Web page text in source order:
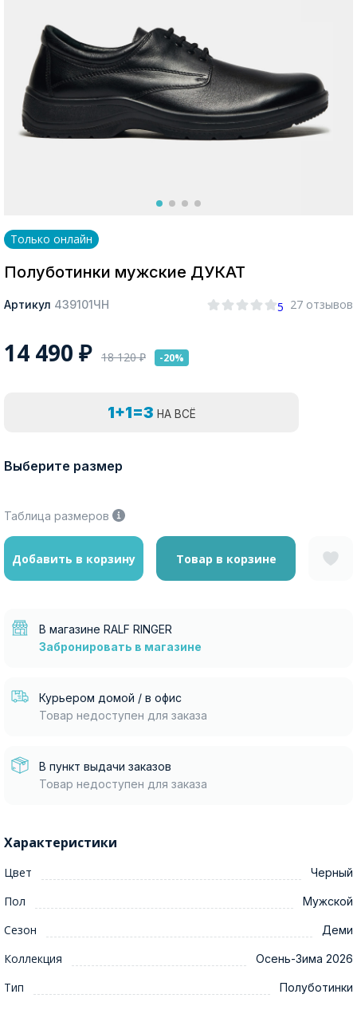
Москва
Покупателям
Только онлайн
Полуботинки мужские ДУКАТ
Артикул 439101ЧН 5 27 отзывов
14 490 ₽ 18 120₽ -20%
1+1=3 НА ВСЁ
Выберите размер
Таблица размеров
Добавить в корзину Товар в корзине
В магазине RALF RINGER
Забронировать в магазине
Курьером домой / в офис
Товар недоступен для заказа
В пункт выдачи заказов
Товар недоступен для заказа
Характеристики
Цвет Черный
Пол Мужской
Сезон Деми
Коллекция Осень-Зима 2026
Тип Полуботинки